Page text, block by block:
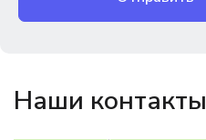
Наши контакты